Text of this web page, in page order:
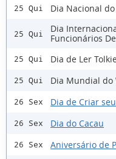
25 Qui Dia Nacional
25 Qui
Dia
Funcionários
25 Qui Dia de Ler
25 Qui Dia Mundial do
26 Sex Dia de Criar
26 Sex Dia do Cacau
26 Sex Aniversário de